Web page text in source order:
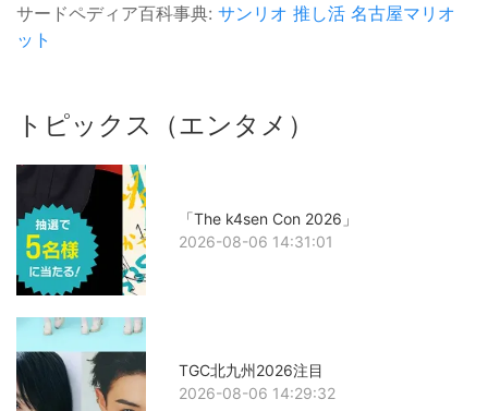
サードペディア百科事典: サンリオ 推し活 名古屋マリオ
ット
トピックス（エンタメ）
「The k4sen Con 2026」
2026-08-06 14:31:01
TGC北九州2026注目
2026-08-06 14:29:32